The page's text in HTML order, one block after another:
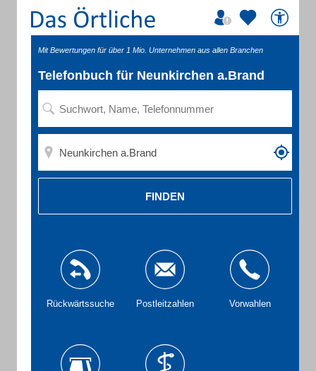
Mit Bewertungen für über 1 Mio. Unternehmen aus allen Branchen
Telefonbuch für Neunkirchen a.Brand
FINDEN
Rückwärtssuche Postleitzahlen Vorwahlen